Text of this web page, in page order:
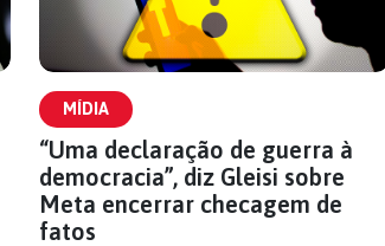
MÍDIA
“Uma declaração de guerra à
democracia”, diz Gleisi sobre
Meta encerrar checagem de
fatos